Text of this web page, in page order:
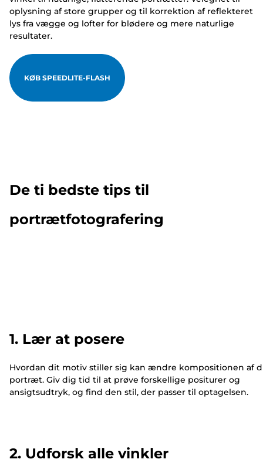
oplysning af store grupper og til korrektion af reflekteret
lys fra vægge og lofter for blødere og mere naturlige
resultater.
KØB SPEEDLITE-FLASH
De ti bedste tips til
portrætfotografering
1. Lær at posere
Hvordan dit motiv stiller sig kan ændre kompositionen af
portræt. Giv dig tid til at prøve forskellige positurer og
ansigtsudtryk, og find den stil, der passer til optagelsen.
2. Udforsk alle vinkler